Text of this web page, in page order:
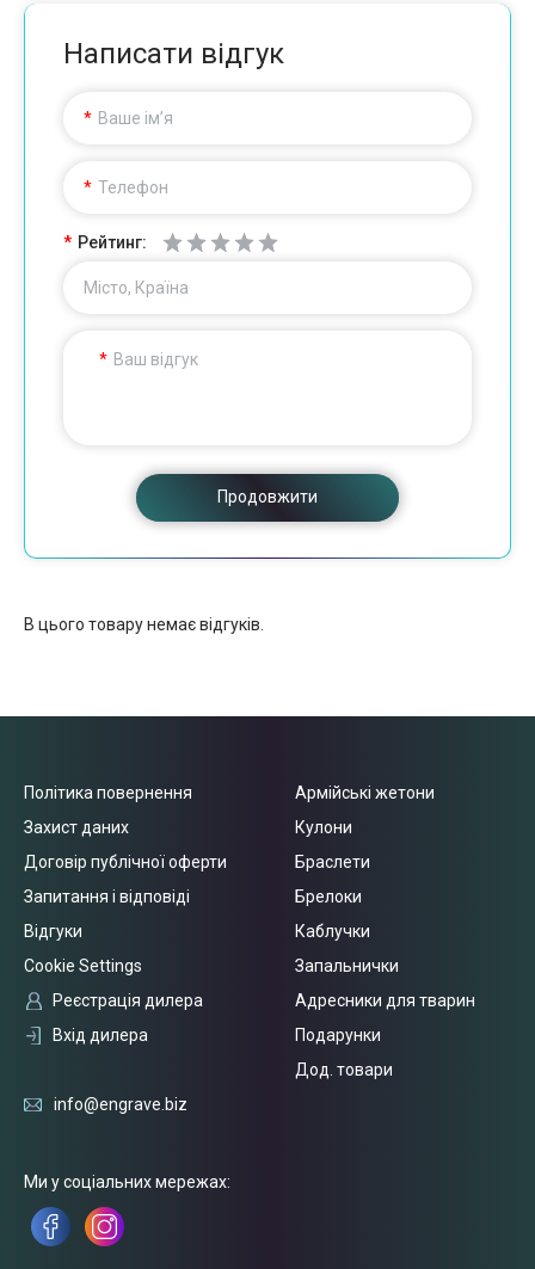
Написати відгук
Ваше ім’я
Телефон
Рейтинг:
Місто, Країна
Ваш відгук
Продовжити
В цього товару немає відгуків.
Політика повернення
Захист даних
Договір публічної оферти
Запитання і відповіді
Відгуки
Cookie Settings
Реєстрація дилера
Вхід дилера
Армійські жетони
Кулони
Браслети
Брелоки
Каблучки
Запальнички
Адресники для тварин
Подарунки
Дод. товари
info@engrave.biz
Ми у соціальних мережах: